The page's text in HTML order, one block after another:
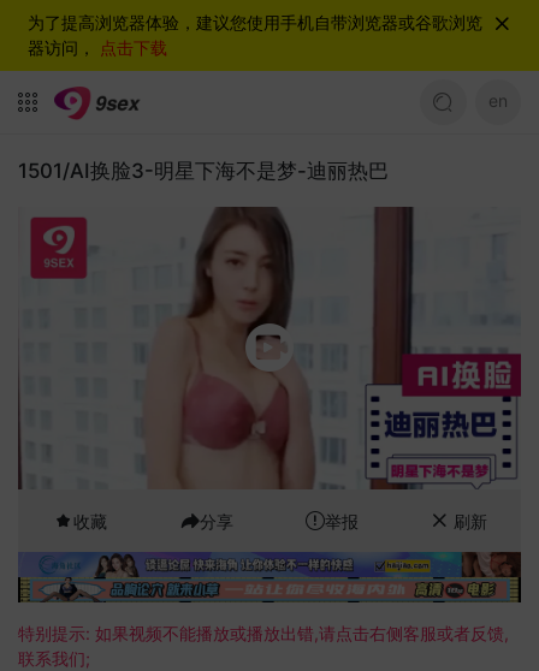
为了提高浏览器体验，建议您使用手机自带浏览器或谷歌浏览
器访问， 点击下载
en
1501/AI换脸3-明星下海不是梦-迪丽热巴
收藏 分享 举报 刷新
特别提示: 如果视频不能播放或播放出错,请点击右侧客服或者反馈,
联系我们;